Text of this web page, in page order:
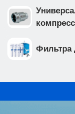
Фильтра